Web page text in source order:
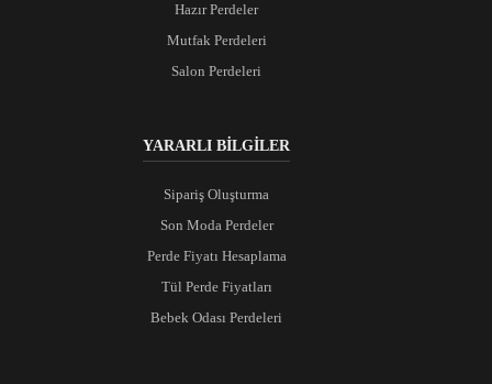
Hazır Perdeler
Mutfak Perdeleri
Salon Perdeleri
YARARLI BİLGİLER
Sipariş Oluşturma
Son Moda Perdeler
Perde Fiyatı Hesaplama
Tül Perde Fiyatları
Bebek Odası Perdeleri